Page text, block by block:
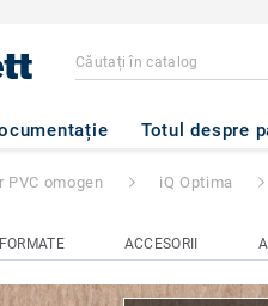
Totul despre
- Optima
PVC omogen iQ Optima
FORMATE ACCESORII